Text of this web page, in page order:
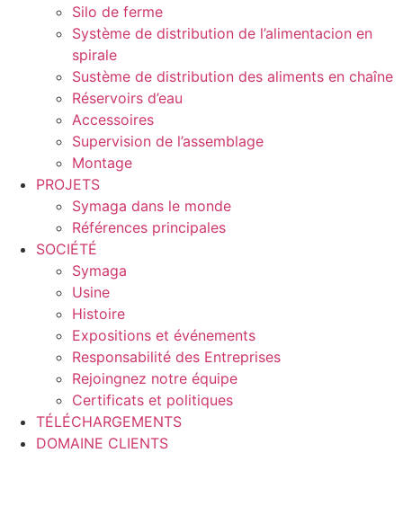
Silo de ferme
Système de distribution de l’alimentacion en
spirale
Sustème de distribution des aliments en chaîne
Réservoirs d’eau
Accessoires
Supervision de l’assemblage
Montage
PROJETS
Symaga dans le monde
Références principales
SOCIÉTÉ
Symaga
Usine
Histoire
Expositions et événements
Responsabilité des Entreprises
Rejoingnez notre équipe
Certificats et politiques
TÉLÉCHARGEMENTS
DOMAINE CLIENTS